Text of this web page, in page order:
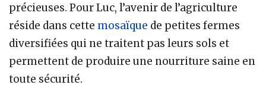
précieuses. Pour Luc, l’avenir de l’agriculture
réside dans cette mosaïque de petites fermes
diversifiées qui ne traitent pas leurs sols et
permettent de produire une nourriture saine en
toute sécurité.